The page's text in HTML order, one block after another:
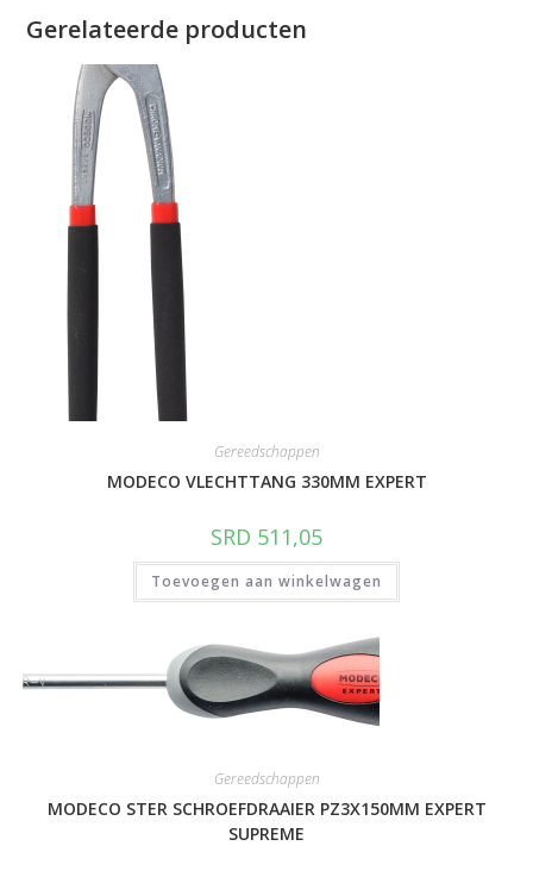
Gerelateerde producten
Gereedschappen
MODECO VLECHTTANG 330MM EXPERT
SRD 511,05
Toevoegen aan winkelwagen
Gereedschappen
MODECO STER SCHROEFDRAAIER PZ3X150MM EXPERT
SUPREME